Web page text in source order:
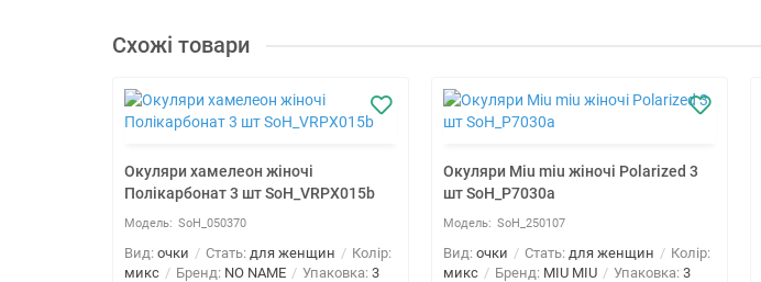
Схожі товари
Окуляри хамелеон жіночі
Полікарбонат 3 шт SoH_VRPX015b
SoH_050370
Вид: очки Стать: для женщин
Колір:
микс
Бренд: NO NAME Упаковка: 3
Окуляри Miu miu жіночі Polarized 3
шт SoH_P7030a
SoH_250107
Вид: очки Стать: для женщин
Колір:
микс
Бренд: MIU MIU Упаковка: 3